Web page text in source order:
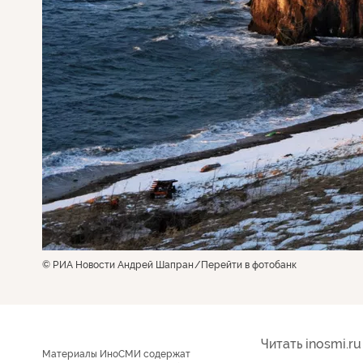
© РИА Новости Андрей Шапран Перейти в фотобанк
Материалы ИноСМИ содержат
Читать inosmi.ru